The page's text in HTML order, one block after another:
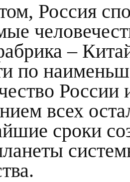
Россия
–
по
всех
сроки